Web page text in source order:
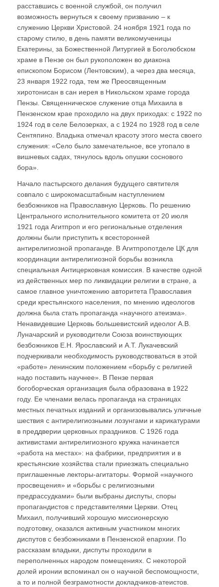
расставшись с военной службой, он получил
возможность вернуться к своему призванию – к
служению Церкви Христовой. 24 ноября 1921 года по
старому стилю, в день памяти великомученицы
Екатерины, за Божественной Литургией в Боголюбском
храме в Пензе он был рукоположен во диакона
епископом Борисом (Лентовским), а через два месяца,
23 января 1922 года, тем же Преосвященным
хиротонисан в сан иерея в Никольском храме города
Пензы. Священническое служение отца Михаила в
Пензенском крае проходило на двух приходах: с 1922 по
1924 год в селе Белозерках, а с 1924 по 1928 год в селе
Сентяпино. Владыка отмечал красоту этого места своего
служения: «Село было замечательное, все утопало в
вишневых садах, тянулось вдоль опушки соснового
бора».
Начало пастырского делания будущего святителя
совпало с широкомасштабным наступлением
безбожников на Православную Церковь. По решению
Центрального исполнительного комитета от 20 июля
1921 года Агитпроп и его региональные отделения
должны были приступить к всесторонней
антирелигиозной пропаганде. В Агитпропотделе ЦК для
координации антирелигиозной борьбы возникла
специальная Антицерковная комиссия. В качестве одной
из действенных мер по ликвидации религии в стране, а
самое главное уничтожению авторитета Православия
среди крестьянского населения, по мнению идеологов
должна была стать пропаганда «научного атеизма».
Ненавидевшие Церковь большевистский идеолог А.В.
Луначарский и руководители Союза воинствующих
безбожников Е.Н. Ярославский и А.Т. Лукачевский
подчеркивали необходимость руководствоваться в этой
«работе» ленинским положением «борьбу с религией
надо поставить научнее». В Пензе первая
богоборческая организация была образована в 1922
году. Ее членами велась пропаганда на страницах
местных печатных изданий и организовывались уличные
шествия с антирелигиозными лозунгами и карикатурами
в преддверии церковных праздников. С 1926 года
активистами антирелигиозного кружка начинается
«работа на местах»: на фабрики, предприятия и в
крестьянские хозяйства стали приезжать специально
приглашенные лекторы-агитаторы. Формой «научного
просвещения» и «борьбы с религиозными
предрассудками» были выбраны диспуты, споры
пропагандистов с представителями Церкви. Отец
Михаил, получивший хорошую миссионерскую
подготовку, оказался активным участником многих
диспутов с безбожниками в Пензенской епархии. По
рассказам владыки, диспуты проходили в
переполненных народом помещениях. С некоторой
долей иронии вспоминал он о научной беспомощности,
а то и полной безграмотности докладчиков-атеистов.